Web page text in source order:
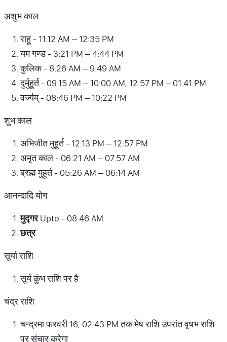
अशुभ काल
राहू - 11:12 AM – 12:35 PM
यम गण्ड - 3:21 PM – 4:44 PM
कुलिक - 8:26 AM – 9:49 AM
दुर्मुहूर्त - 09:15 AM – 10:00 AM, 12:57 PM – 01:41 PM
वर्ज्यम् - 08:46 PM – 10:22 PM
शुभ काल
अभिजीत मुहूर्त - 12:13 PM – 12:57 PM
अमृत काल - 06:21 AM – 07:57 AM
ब्रह्म मुहूर्त - 05:26 AM – 06:14 AM
आनन्दादि योग
मुद्गरUpto - 08:46 AM
छत्र
सूर्या राशि
सूर्य कुंभ राशि पर है
चंद्र राशि
चन्द्रमा फरवरी 16, 02:43 PM तक मेष राशि उपरांत वृषभ राशि
पर संचार करेगा